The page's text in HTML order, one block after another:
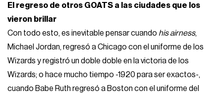
El regreso de otros GOATS a las ciudades que los
vieron brillar
Con todo esto, es inevitable pensar cuando his airness,
Michael Jordan, regresó a Chicago con el uniforme de los
Wizards y registró un doble doble en la victoria de los
Wizards; o hace mucho tiempo -1920 para ser exactos-,
cuando Babe Ruth regresó a Boston con el uniforme del